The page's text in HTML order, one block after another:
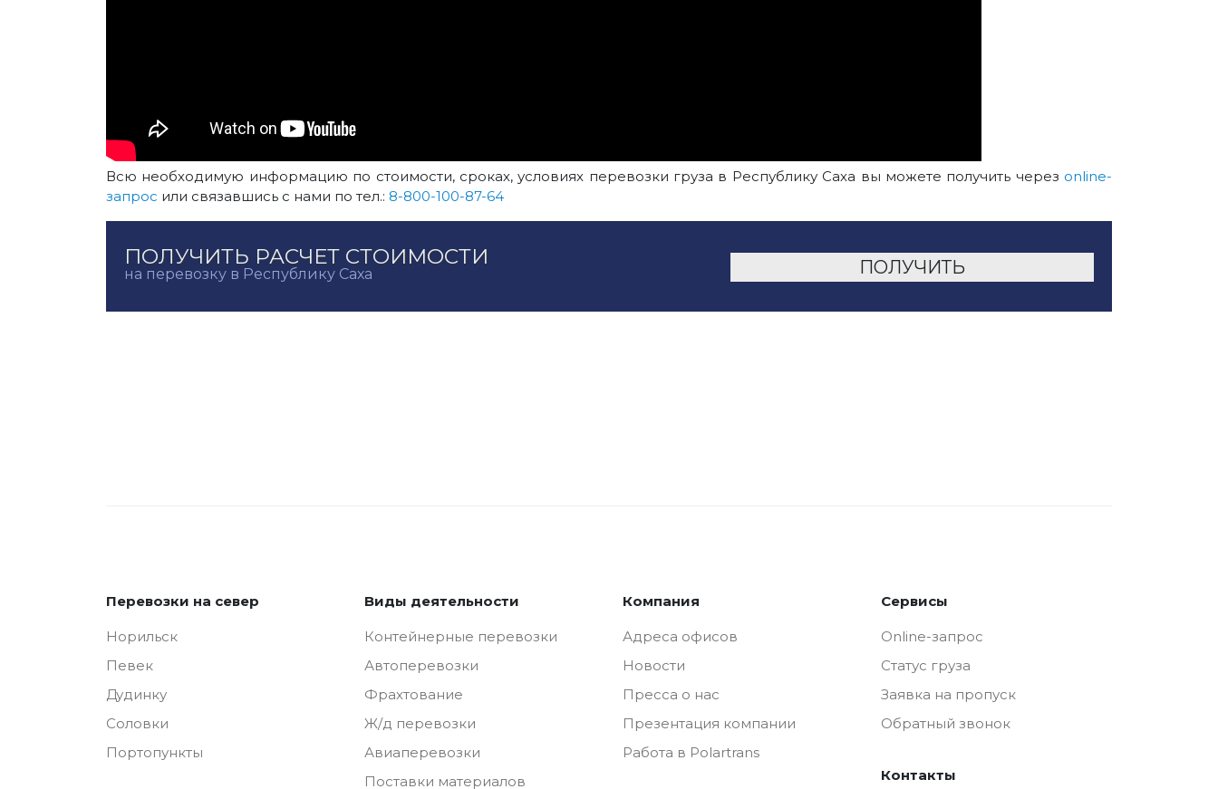
Всю необходимую информацию по стоимости, сроках, условиях перевозки груза в Республику Саха вы можете получить через online-
запрос или связавшись с нами по тел.: 8-800-100-87-64
ПОЛУЧИТЬ РАСЧЕТ СТОИМОСТИ
на перевозку в Республику Саха
Перевозки на север
Норильск
Певек
Дудинку
Соловки
Портопункты
Виды деятельности
Контейнерные перевозки
Автоперевозки
Фрахтование
Ж/д перевозки
Авиаперевозки
Поставки материалов
Компания
Адреса офисов
Новости
Пресса о нас
Презентация компании
Работа в Polartrans
Сервисы
Online-запрос
Статус груза
Заявка на пропуск
Обратный звонок
Контакты